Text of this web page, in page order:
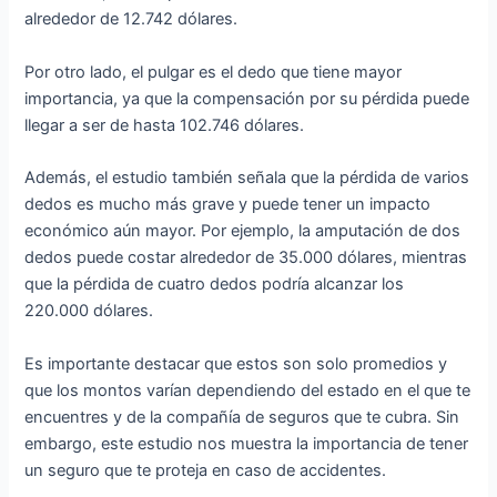
alrededor de 12.742 dólares.
Por otro lado, el pulgar es el dedo que tiene mayor
importancia, ya que la compensación por su pérdida puede
llegar a ser de hasta 102.746 dólares.
Además, el estudio también señala que la pérdida de varios
dedos es mucho más grave y puede tener un impacto
económico aún mayor. Por ejemplo, la amputación de dos
dedos puede costar alrededor de 35.000 dólares, mientras
que la pérdida de cuatro dedos podría alcanzar los
220.000 dólares.
Es importante destacar que estos son solo promedios y
que los montos varían dependiendo del estado en el que te
encuentres y de la compañía de seguros que te cubra. Sin
embargo, este estudio nos muestra la importancia de tener
un seguro que te proteja en caso de accidentes.